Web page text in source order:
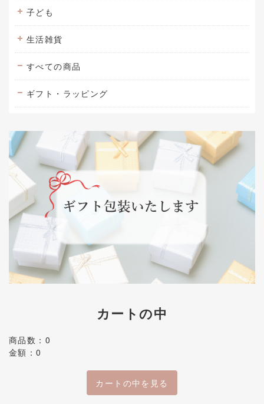
子ども
生活雑貨
すべての商品
ギフト・ラッピング
カートの中
商品数：0
金額：0
カートの中を見る